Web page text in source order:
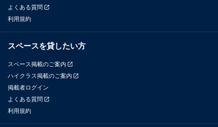
よくある質問
利用規約
スペースを貸したい方
スペース掲載のご案内
ハイクラス掲載のご案内
掲載者ログイン
よくある質問
利用規約